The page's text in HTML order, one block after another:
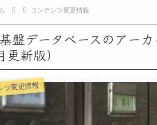
コンテンツ変更情報
盤データベースのアー
新版）
ツ変更情報